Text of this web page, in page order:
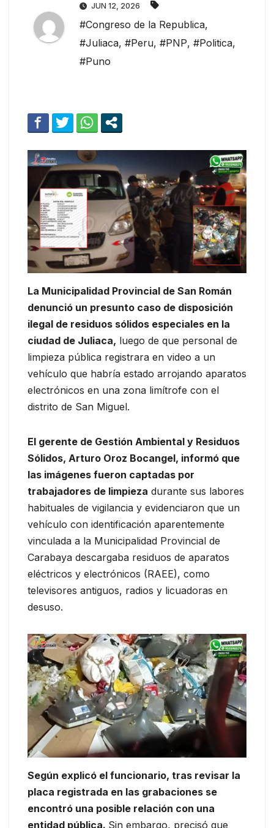
JUN 12, 2026
#Congreso de la Republica,
#Juliaca, #Peru, #PNP, #Politica,
#Puno
La Municipalidad Provincial de San Román
denunció un presunto caso de disposición
ilegal de residuos sólidos especiales en la
ciudad de Juliaca, luego de que personal de
limpieza pública registrara en video a un
vehículo que habría estado arrojando aparatos
electrónicos en una zona limítrofe con el
distrito de San Miguel.
El gerente de Gestión Ambiental y Residuos
Sólidos, Arturo Oroz Bocangel, informó que
las imágenes fueron captadas por
trabajadores de limpieza durante sus labores
habituales de vigilancia y evidenciaron que un
vehículo con identificación aparentemente
vinculada a la Municipalidad Provincial de
Carabaya descargaba residuos de aparatos
eléctricos y electrónicos (RAEE), como
televisores antiguos, radios y licuadoras en
desuso.
Según explicó el funcionario, tras revisar la
placa registrada en las grabaciones se
encontró una posible relación con una
entidad pública. Sin embargo, precisó que